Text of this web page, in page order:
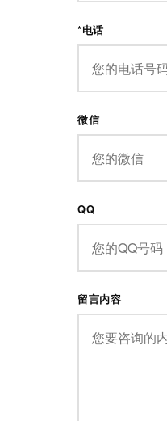
*电话
微信
QQ
留言内容